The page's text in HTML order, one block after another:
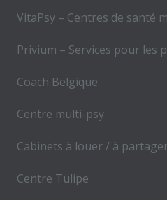
VitaPsy – Centres de santé
Privium – Services pour les
Coach Belgique
Centre multi-psy
Cabinets à louer / à
Centre Tulipe